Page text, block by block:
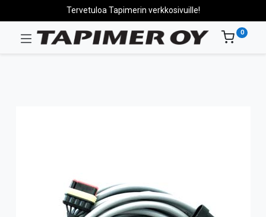
Tervetuloa Tapimerin verkkosivuille!
0